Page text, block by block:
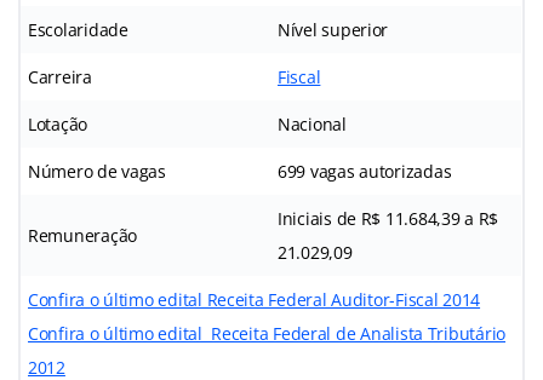
Escolaridade Nível superior
Carreira Fiscal
Lotação Nacional
Número de vagas 699 vagas autorizadas
Remuneração
Iniciais de R$ 11.684,39 a R$
21.029,09
Confira o último edital Receita Federal Auditor-Fiscal 2014
Confira o último edital Receita Federal de Analista Tributário
2012